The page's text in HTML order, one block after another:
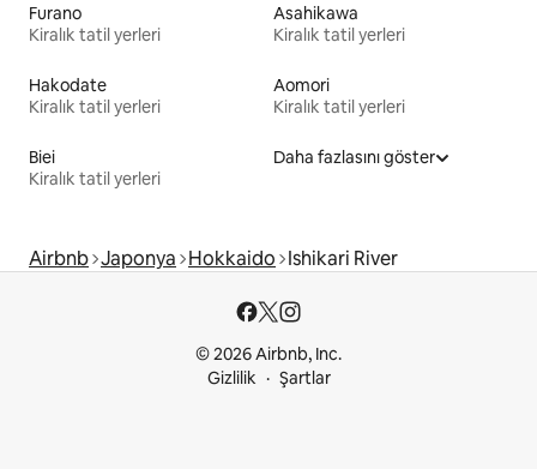
Furano
Kiralık tatil yerleri
Asahikawa
Kiralık tatil yerleri
Hakodate
Kiralık tatil yerleri
Aomori
Kiralık tatil yerleri
Biei
Kiralık tatil yerleri
Daha fazlasını göster
Airbnb Japonya Hokkaido Ishikari River
© 2026 Airbnb, Inc.
Gizlilik
Şartlar